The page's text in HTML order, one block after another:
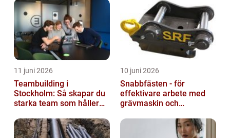
11 juni 2026
Teambuilding i
Stockholm: Så skapar du
starka team som håller
10 juni 2026
Snabbfästen - för
effektivare arbete med
grävmaskin och